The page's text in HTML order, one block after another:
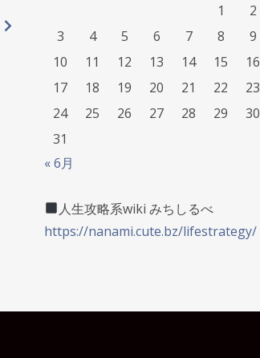
1
2
3
4 5 6 7 8
9
10
11 12 13 14 15
16
17
18 19 20 21 22
23
24
25 26 27 28 29
30
31
« 6月
人生攻略系wiki みちしるべ
https://nanami.cute.bz/lifestrategy/